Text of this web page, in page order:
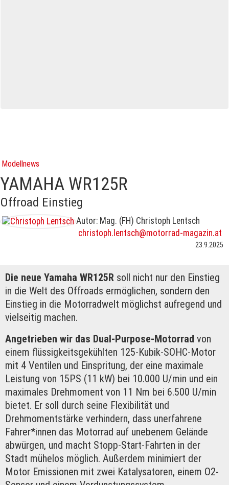
Modellnews
Autor: Mag. (FH) Christoph Lentsch
christoph.lentsch@motorrad-magazin.at
23.9.2025
YAMAHA WR125R
Offroad Einstieg
Die neue Yamaha WR125R soll nicht nur den Einstieg
in die Welt des Offroads ermöglichen, sondern den
Einstieg in die Motorradwelt möglichst aufregend und
vielseitig machen.
Angetrieben wir das Dual-Purpose-Motorrad von
einem flüssigkeitsgekühlten 125-Kubik-SOHC-Motor
mit 4 Ventilen und Einspritung, der eine maximale
Leistung von 15PS (11 kW) bei 10.000 U/min und ein
maximales Drehmoment von 11 Nm bei 6.500 U/min
bietet. Er soll durch seine Flexibilität und
Drehmomentstärke verhindern, dass unerfahrene
Fahrer*innen das Motorrad auf unebenem Gelände
abwürgen, und macht Stopp-Start-Fahrten in der
Stadt mühelos möglich. Außerdem minimiert der
Motor Emissionen mit zwei Katalysatoren, einem O2-